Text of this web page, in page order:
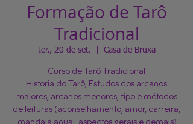
Formação de Tarô
Tradicional
ter., 20 de set. Casa de Bruxa
Curso de Tarô Tradicional
Historia do Tarô, Estudos dos arcanos
maiores, arcanos menores, tipo e métodos
de leituras (aconselhamento, amor, carreira,